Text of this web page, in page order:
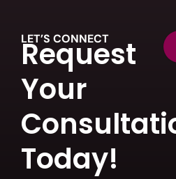
LET’S CONNECT
Request
Your
Today!